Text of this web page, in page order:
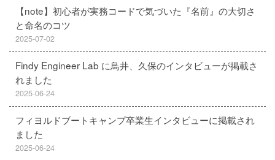
【note】初心者が実務コードで気づいた『名前』の大切さ
と命名のコツ
2025-07-02
Findy Engineer Lab に鳥井、久保のインタビューが掲載さ
れました
2025-06-24
フィヨルドブートキャンプ卒業生インタビューに掲載され
ました
2025-06-24